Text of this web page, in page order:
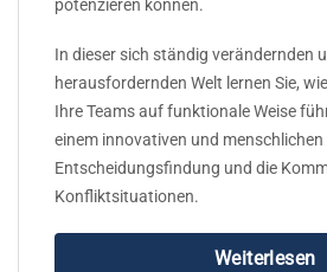
potenzieren können.
In dieser sich ständig verändernden
herausfordernden Welt lernen Sie,
Ihre Teams auf funktionale Weise
einem innovativen und
Entscheidungsfindung und die
Konfliktsituationen.
Weiterlesen